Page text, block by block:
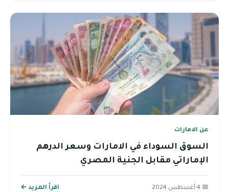
عن الامارات
السوق السوداء في الامارات وسعر الدرهم
الإماراتي مقابل الجنية المصري
📅 4 أغسطس 2024 اقرأ المزيد ←